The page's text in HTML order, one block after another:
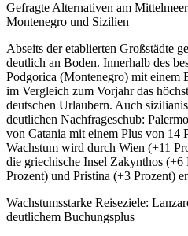
Gefragte Alternativen am
Montenegro und Sizilien
Abseits der etablierten Großstädte
deutlich an Boden. Innerhalb des
Podgorica (Montenegro) mit einem
im Vergleich zum Vorjahr das
deutschen Urlaubern. Auch
deutlichen Nachfrageschub:
von Catania mit einem Plus von 14
Wachstum wird durch Wien (+11
die griechische Insel Zakynthos
Prozent) und Pristina (+3 Prozent)
Wachstumsstarke Reiseziele:
deutlichem Buchungsplus